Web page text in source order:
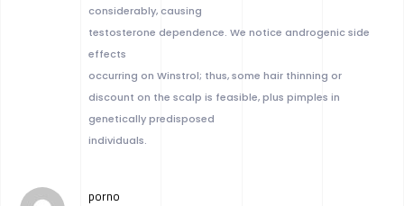
considerably, causing
testosterone dependence. We notice androgenic side
effects
occurring on Winstrol; thus, some hair thinning or
discount on the scalp is feasible, plus pimples in
genetically predisposed
individuals.
porno